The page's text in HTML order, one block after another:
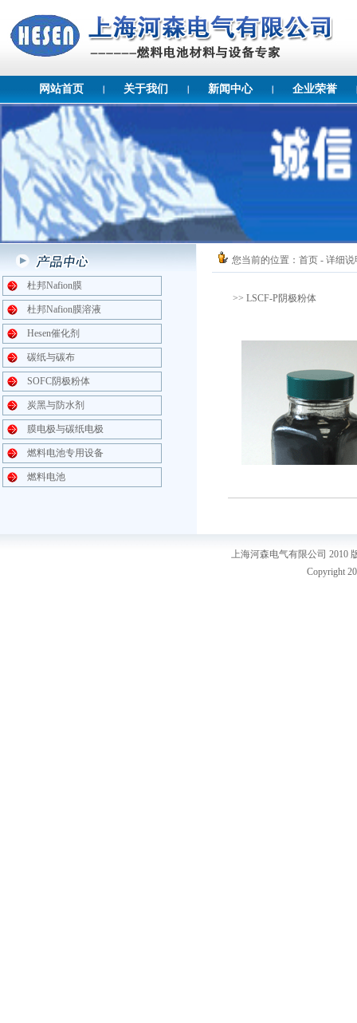
网站首页 关于我们 新闻中心 企业荣誉
杜邦Nafion膜
杜邦Nafion膜溶液
Hesen催化剂
碳纸与碳布
SOFC阴极粉体
炭黑与防水剂
膜电极与碳纸电极
燃料电池专用设备
燃料电池
您当前的位置： 首页 - 详细说
>> LSCF-P阴极粉体
上海河森电气有限公司 2010
Copyright